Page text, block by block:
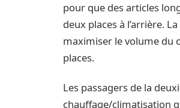
pour que des articles
deux places à l’arrière.
maximiser le volume du
places.
Les passagers de la
chauffage/climatisation